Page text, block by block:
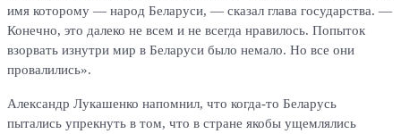
имя которому — народ Беларуси, — сказал глава государства. —
Конечно, это далеко не всем и не всегда нравилось. Попыток
взорвать изнутри мир в Беларуси было немало. Но все они
провалились».
Александр Лукашенко напомнил, что когда-то Беларусь
пытались упрекнуть в том, что в стране якобы ущемлялись